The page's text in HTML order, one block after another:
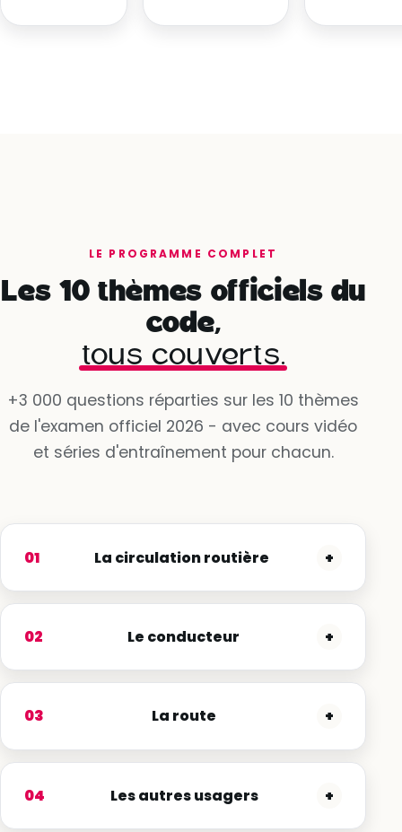
LE PROGRAMME COMPLET
Les 10 thèmes officiels du
code,
tous couverts.
+3 000 questions réparties sur les 10 thèmes
de l'examen officiel 2026 - avec cours vidéo
et séries d'entraînement pour chacun.
01 La circulation routière +
02 Le conducteur +
03 La route +
04 Les autres usagers +